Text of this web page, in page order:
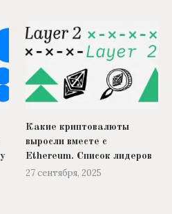
Какие криптовалюты
выросли вместе с
Ethereum. Список лидеров
27 сентября, 2025